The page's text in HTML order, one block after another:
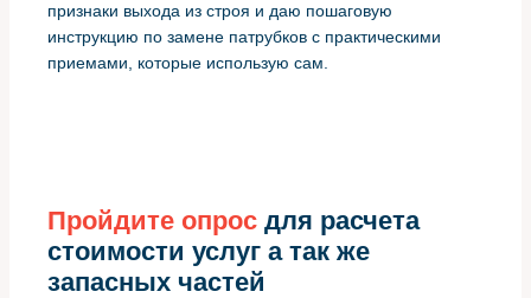
признаки выхода из строя и даю пошаговую
инструкцию по замене патрубков с практическими
приемами, которые использую сам.
Пройдите опрос для расчета
стоимости услуг а так же
запасных частей